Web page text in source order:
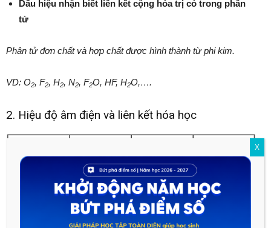
Dấu hiệu nhận biết liên kết cộng hóa trị có trong phân
tử
Phân tử đơn chất và hợp chất được hình thành từ phi kim.
VD: O2, F2, H2, N2, F2O, HF, H2O,….
2. Hiệu độ âm điện và liên kết hóa học
X